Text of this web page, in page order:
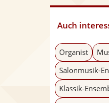
Auch
Organist
Salonmusik-
Klassik-